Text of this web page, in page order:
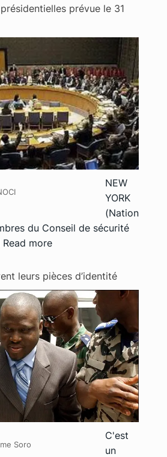
prévue le 31
NEW
YORK
(Nation
du Conseil de sécurité
Read more
leurs pièces d’identité
Soro
C'est
un